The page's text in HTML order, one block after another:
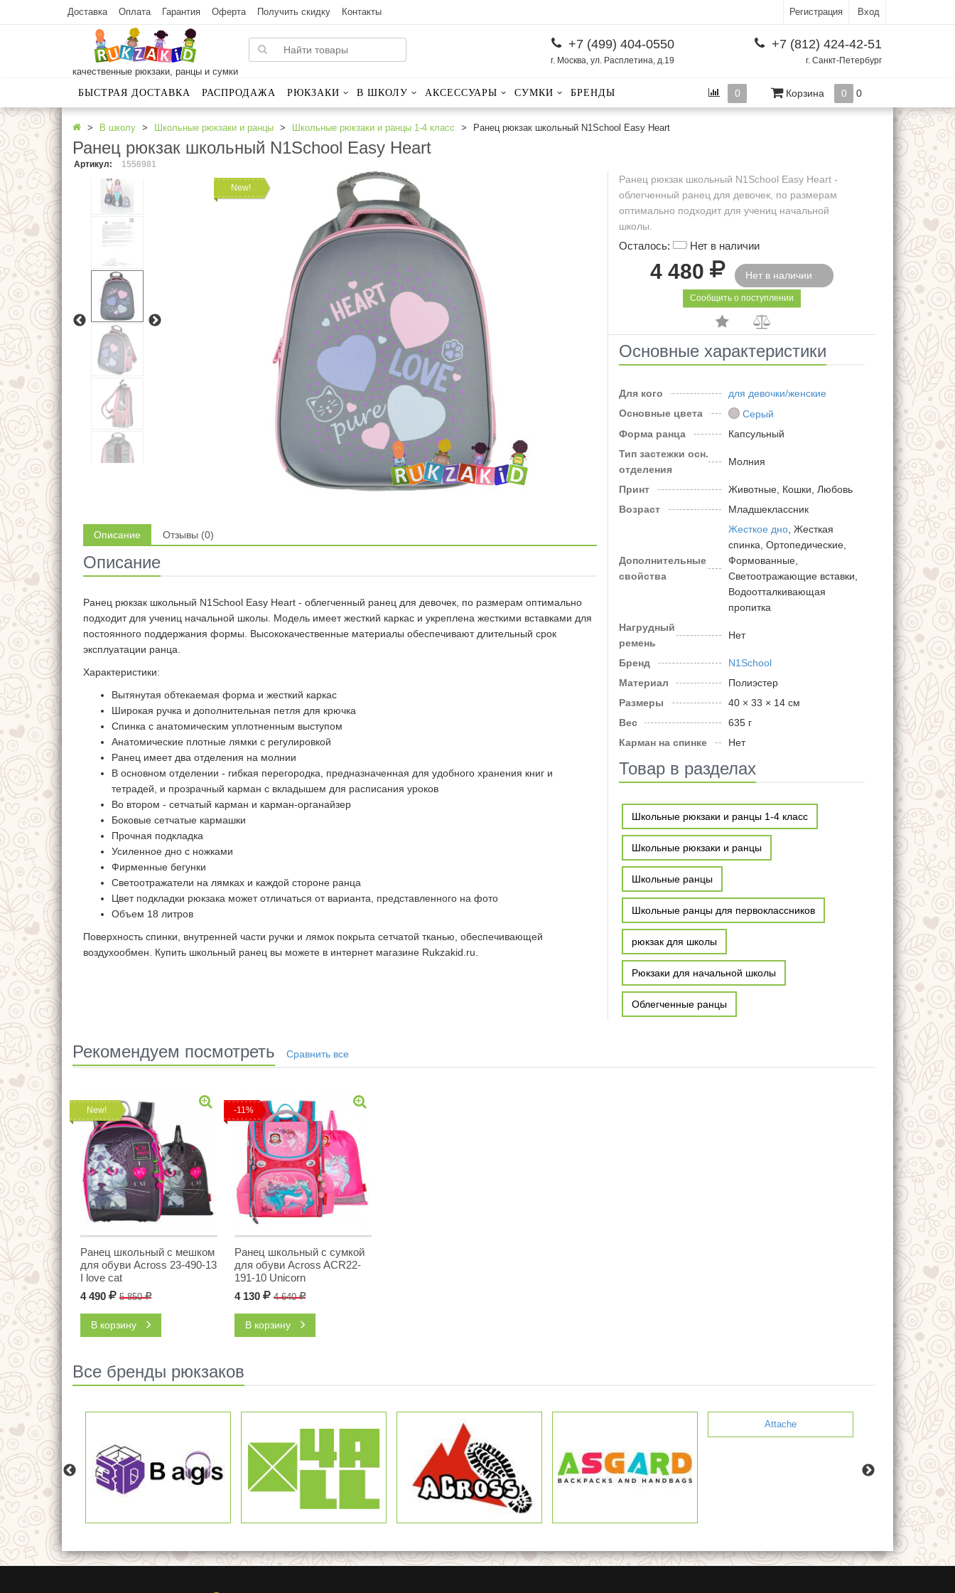
Доставка Оплата Гарантия Оферта Получить скидку Контакты Регистрация Вход
качественные рюкзаки, ранцы и сумки
+7 (499) 404-0550
г. Москва, ул. Расплетина, д.19
+7 (812) 424-42-51
г. Санкт-Петербург
БЫСТРАЯ ДОСТАВКА РАСПРОДАЖА РЮКЗАКИ В ШКОЛУ АКСЕССУАРЫ СУМКИ БРЕНДЫ 0 Корзина 0 0
В школу Школьные рюкзаки и ранцы Школьные рюкзаки и ранцы 1-4 класс Ранец рюкзак школьный N1School Easy Heart
Ранец рюкзак школьный N1School Easy Heart
Артикул: 1556981
New!
Ранец рюкзак школьный N1School Easy Heart -
облегченный ранец для девочек, по размерам
оптимально подходит для учениц начальной
школы.
Осталось: Нет в наличии
4 480Р Нет в наличии
Сообщить о поступлении
Основные характеристики
Для кого
для девочки/женские
Основные цвета
Серый
Форма ранца
Капсульный
Тип застежки осн.
отделения
Молния
Принт
Животные, Кошки, Любовь
Возраст
Младшеклассник
Дополнительные
свойства
Жесткое дно , Жесткая
спинка, Ортопедические,
Формованные,
Светоотражающие вставки,
Водоотталкивающая
пропитка
Нагрудный
ремень
Нет
Бренд
N1School
Материал
Полиэстер
Размеры
40 × 33 × 14 см
Вес
635 г
Карман на спинке
Нет
Описание Отзывы (0)
Описание
Ранец рюкзак школьный N1School Easy Heart - облегченный ранец для девочек, по размерам оптимально
подходит для учениц начальной школы. Модель имеет жесткий каркас и укреплена жесткими вставками для
постоянного поддержания формы. Высококачественные материалы обеспечивают длительный срок
эксплуатации ранца.
Характеристики:
Вытянутая обтекаемая форма и жесткий каркас
Широкая ручка и дополнительная петля для крючка
Спинка с анатомическим уплотненным выступом
Анатомические плотные лямки с регулировкой
Ранец имеет два отделения на молнии
В основном отделении - гибкая перегородка, предназначенная для удобного хранения книг и
тетрадей, и прозрачный карман с вкладышем для расписания уроков
Во втором - сетчатый карман и карман-органайзер
Боковые сетчатые кармашки
Прочная подкладка
Усиленное дно с ножками
Фирменные бегунки
Светоотражатели на лямках и каждой стороне ранца
Цвет подкладки рюкзака может отличаться от варианта, представленного на фото
Объем 18 литров
Поверхность спинки, внутренней части ручки и лямок покрыта сетчатой тканью, обеспечивающей
воздухообмен. Купить школьный ранец вы можете в интернет магазине Rukzakid.ru.
Товар в разделах
Школьные рюкзаки и ранцы 1-4 класс
Школьные рюкзаки и ранцы
Школьные ранцы
Школьные ранцы для первоклассников
рюкзак для школы
Рюкзаки для начальной школы
Облегченные ранцы
Рекомендуем посмотреть
New!
Ранец школьный с мешком
для обуви Across 23-490-13
I love cat
4 490 Р 5 850Р
В корзину
-11%
Ранец школьный с сумкой
для обуви Across ACR22-
191-10 Unicorn
4 130 Р 4 640Р
В корзину
Все бренды рюкзаков
Attache